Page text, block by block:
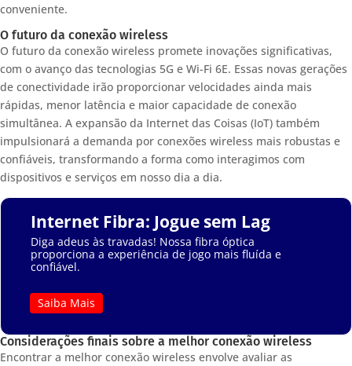
conveniente.
O futuro da conexão wireless
O futuro da conexão wireless promete inovações significativas,
com o avanço das tecnologias 5G e Wi-Fi 6E. Essas novas gerações
de conectividade irão proporcionar velocidades ainda mais
rápidas, menor latência e maior capacidade de conexão
simultânea. A expansão da Internet das Coisas (IoT) também
impulsionará a demanda por conexões wireless mais robustas e
confiáveis, transformando a forma como interagimos com
dispositivos e serviços em nosso dia a dia.
Internet Fibra: Jogue sem Lag
Diga adeus às travadas! Nossa fibra óptica
proporciona a experiência de jogo mais fluída e
confiável.
Saiba Mais
Considerações finais sobre a melhor conexão wireless
Encontrar a melhor conexão wireless envolve avaliar as